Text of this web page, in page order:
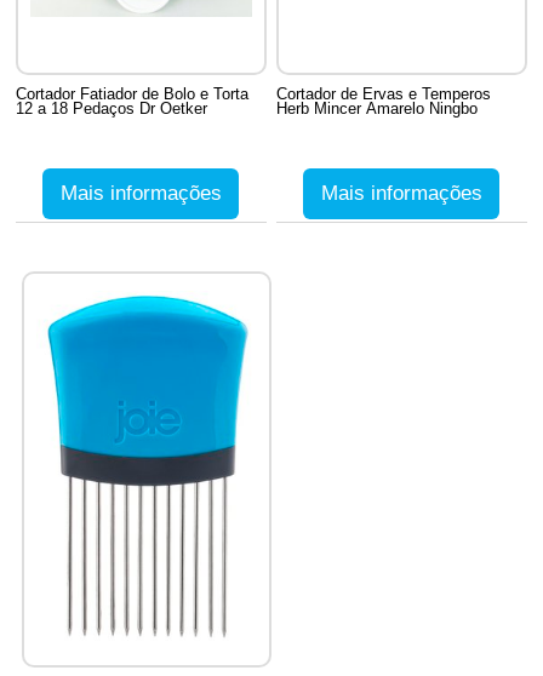
Cortador Fatiador de Bolo e Torta
12 a 18 Pedaços Dr Oetker
Mais informações
Cortador de Ervas e Temperos
Herb Mincer Amarelo Ningbo
Mais informações